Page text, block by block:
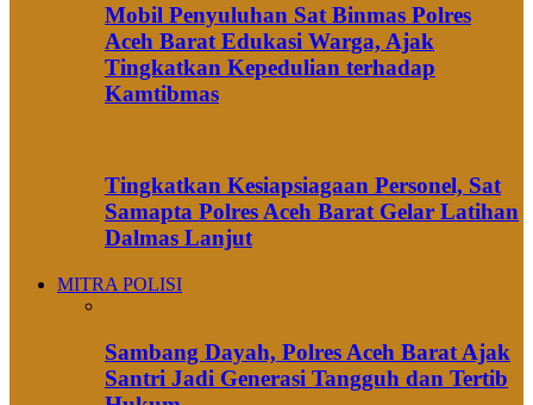
Mobil Penyuluhan Sat Binmas Polres
Aceh Barat Edukasi Warga, Ajak
Tingkatkan Kepedulian terhadap
Kamtibmas
Tingkatkan Kesiapsiagaan Personel, Sat
Samapta Polres Aceh Barat Gelar Latihan
Dalmas Lanjut
MITRA POLISI
Sambang Dayah, Polres Aceh Barat Ajak
Santri Jadi Generasi Tangguh dan Tertib